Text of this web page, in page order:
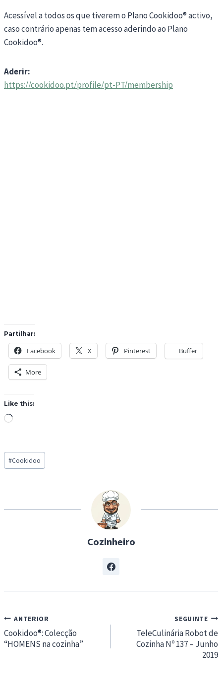
Acessível a todos os que tiverem o Plano Cookidoo® activo,
caso contrário apenas tem acesso aderindo ao Plano
Cookidoo®.
Aderir:
https://cookidoo.pt/profile/pt-PT/membership
Partilhar:
Facebook X Pinterest Buffer
More
Like this:
L
d
i
…
Post
Tags:
#Cookidoo
Cozinheiro
Navegação
de
artigos
ANTERIOR
Cookidoo®: Colecção
“HOMENS na cozinha”
SEGUINTE
TeleCulinária Robot de
Cozinha Nº 137 – Junho
2019